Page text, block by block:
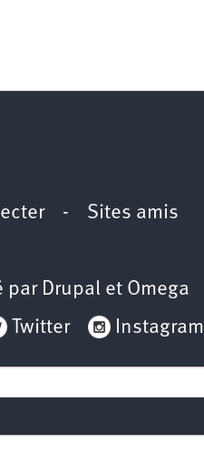
- Sites amis
par Drupal et Omega
Twitter Instagram